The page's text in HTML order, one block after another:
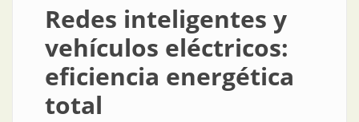
Redes inteligentes y
vehículos eléctricos:
eficiencia energética
total